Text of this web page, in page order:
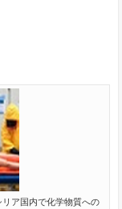
ア国内で化学物質への